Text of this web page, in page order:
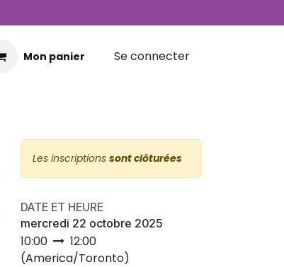
Mon panier Se connecter
Les inscriptions sont clôturées
DATE ET HEURE
mercredi 22 octobre 2025
10:00
12:00
(America/Toronto)